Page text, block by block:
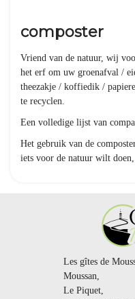
composter
Vriend van de natuur, wij
het erf om uw groenafval /
theezakje / koffiedik /
te recyclen.
Een volledige lijst van
Het gebruik van de
iets voor de natuur wilt
Les gîtes de
Moussan,
Le Piquet,